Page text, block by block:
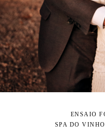
ENSAIO
SPA DO VINHO